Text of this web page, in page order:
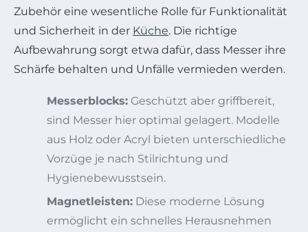
Zubehör eine wesentliche Rolle für Funktionalität
und Sicherheit in der Küche. Die richtige
Aufbewahrung sorgt etwa dafür, dass Messer ihre
Schärfe behalten und Unfälle vermieden werden.
Messerblocks: Geschützt aber griffbereit,
sind Messer hier optimal gelagert. Modelle
aus Holz oder Acryl bieten unterschiedliche
Vorzüge je nach Stilrichtung und
Hygienebewusstsein.
Magnetleisten: Diese moderne Lösung
ermöglicht ein schnelles Herausnehmen